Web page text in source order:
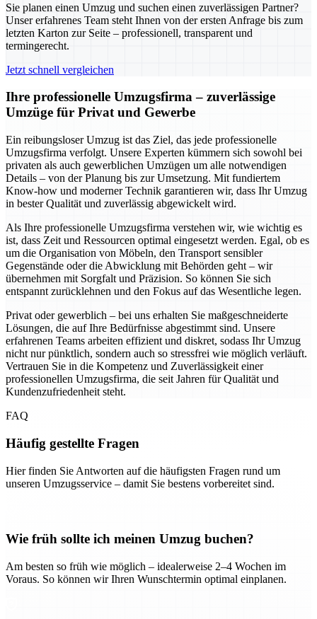
Sie planen einen Umzug und suchen einen zuverlässigen Partner?
Unser erfahrenes Team steht Ihnen von der ersten Anfrage bis zum
letzten Karton zur Seite – professionell, transparent und
termingerecht.
Jetzt schnell vergleichen
Ihre professionelle Umzugsfirma – zuverlässige
Umzüge für Privat und Gewerbe
Ein reibungsloser Umzug ist das Ziel, das jede professionelle
Umzugsfirma verfolgt. Unsere Experten kümmern sich sowohl bei
privaten als auch gewerblichen Umzügen um alle notwendigen
Details – von der Planung bis zur Umsetzung. Mit fundiertem
Know-how und moderner Technik garantieren wir, dass Ihr Umzug
in bester Qualität und zuverlässig abgewickelt wird.
Als Ihre professionelle Umzugsfirma verstehen wir, wie wichtig es
ist, dass Zeit und Ressourcen optimal eingesetzt werden. Egal, ob es
um die Organisation von Möbeln, den Transport sensibler
Gegenstände oder die Abwicklung mit Behörden geht – wir
übernehmen mit Sorgfalt und Präzision. So können Sie sich
entspannt zurücklehnen und den Fokus auf das Wesentliche legen.
Privat oder gewerblich – bei uns erhalten Sie maßgeschneiderte
Lösungen, die auf Ihre Bedürfnisse abgestimmt sind. Unsere
erfahrenen Teams arbeiten effizient und diskret, sodass Ihr Umzug
nicht nur pünktlich, sondern auch so stressfrei wie möglich verläuft.
Vertrauen Sie in die Kompetenz und Zuverlässigkeit einer
professionellen Umzugsfirma, die seit Jahren für Qualität und
Kundenzufriedenheit steht.
FAQ
Häufig gestellte Fragen
Hier finden Sie Antworten auf die häufigsten Fragen rund um
unseren Umzugsservice – damit Sie bestens vorbereitet sind.
Wie früh sollte ich meinen Umzug buchen?
Am besten so früh wie möglich – idealerweise 2–4 Wochen im
Voraus. So können wir Ihren Wunschtermin optimal einplanen.